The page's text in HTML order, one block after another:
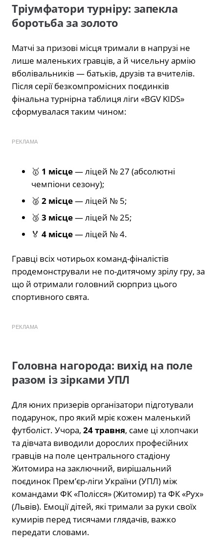
Тріумфатори турніру: запекла
боротьба за золото
Матчі за призові місця тримали в напрузі не
лише маленьких гравців, а й чисельну армію
вболівальників — батьків, друзів та вчителів.
Після серії безкомпромісних поєдинків
фінальна турнірна таблиця ліги «BGV KIDS»
сформувалася таким чином:
РЕКЛАМА
🥇 1 місце— ліцей № 27 (абсолютні
чемпіони сезону);
🥈 2 місце— ліцей № 5;
🥉 3 місце— ліцей № 25;
🏅 4 місце— ліцей № 4.
Гравці всіх чотирьох команд-фіналістів
продемонстрували не по-дитячому зрілу гру, за
що й отримали головний сюрприз цього
спортивного свята.
РЕКЛАМА
Головна нагорода: вихід на поле
разом із зірками УПЛ
Для юних призерів організатори підготували
подарунок, про який мріє кожен маленький
футболіст. Учора, 24 травня, саме ці хлопчаки
та дівчата виводили дорослих професійних
гравців на поле центрального стадіону
Житомира на заключний, вирішальний
поєдинок Прем’єр-ліги України (УПЛ) між
командами ФК «Полісся» (Житомир) та ФК «Рух»
(Львів). Емоції дітей, які тримали за руки своїх
кумирів перед тисячами глядачів, важко
передати словами.